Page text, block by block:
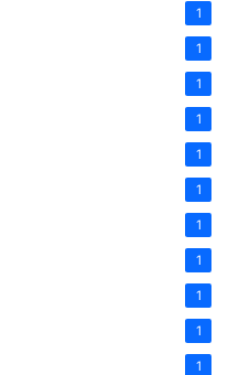
1
1
1
1
1
1
1
1
1
1
1